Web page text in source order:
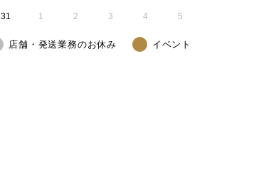
31 1 2 3 4 5
店舗・発送業務のお休み イベント